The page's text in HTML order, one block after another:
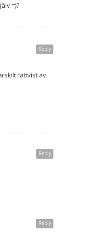
=)?
Reply
rattvist av
Reply
Reply